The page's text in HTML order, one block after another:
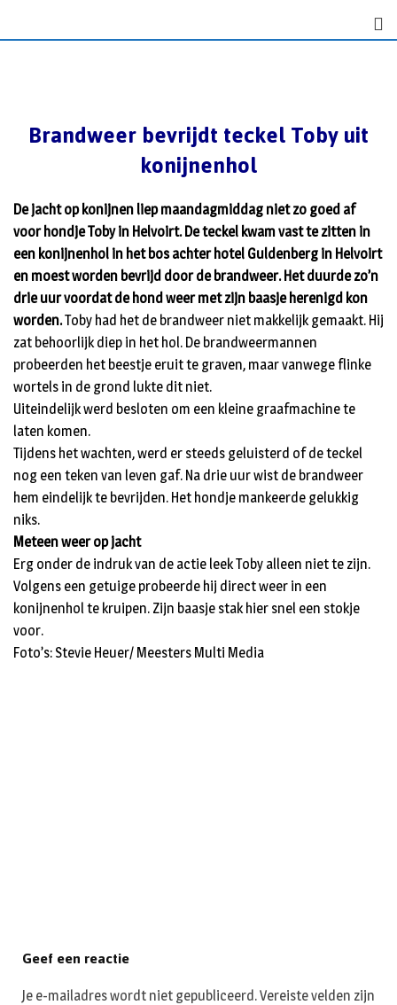
Brandweer bevrijdt teckel Toby uit
konijnenhol
De jacht op konijnen liep maandagmiddag niet zo goed af
voor hondje Toby in Helvoirt. De teckel kwam vast te zitten in
een konijnenhol in het bos achter hotel Guldenberg in Helvoirt
en moest worden bevrijd door de brandweer. Het duurde zo’n
drie uur voordat de hond weer met zijn baasje herenigd kon
worden.Toby had het de brandweer niet makkelijk gemaakt. Hij
zat behoorlijk diep in het hol. De brandweermannen
probeerden het beestje eruit te graven, maar vanwege flinke
wortels in de grond lukte dit niet.
Uiteindelijk werd besloten om een kleine graafmachine te
laten komen.
Tijdens het wachten, werd er steeds geluisterd of de teckel
nog een teken van leven gaf. Na drie uur wist de brandweer
hem eindelijk te bevrijden. Het hondje mankeerde gelukkig
niks.
Meteen weer op jacht
Erg onder de indruk van de actie leek Toby alleen niet te zijn.
Volgens een getuige probeerde hij direct weer in een
konijnenhol te kruipen. Zijn baasje stak hier snel een stokje
voor.
Foto’s: Stevie Heuer/ Meesters Multi Media
Geef een reactie
Je e-mailadres wordt niet gepubliceerd.Vereiste velden zijn